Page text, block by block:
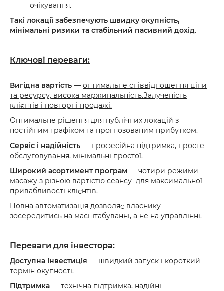
очікування.
Такі локації забезпечують швидку окупність,
мінімальні ризики та стабільний пасивний дохід.
Ключові переваги:
Вигідна вартість — оптимальне співвідношення ціни
та ресурсу, висока маржинальність.Залученість
клієнтів і повторні продажі.
Оптимальне рішення для публічних локацій з
постійним трафіком та прогнозованим прибутком.
Сервіс і надійність — професійна підтримка, просте
обслуговування, мінімальні простої.
Широкий асортимент програм — чотири режими
масажу з різною вартістю сеансу для максимальної
привабливості клієнтів.
Повна автоматизація дозволяє власнику
зосередитись на масштабуванні, а не на управлінні.
Переваги для інвестора:
Доступна інвестиція — швидкий запуск і короткий
термін окупності.
Підтримка — технічна підтримка, надійні